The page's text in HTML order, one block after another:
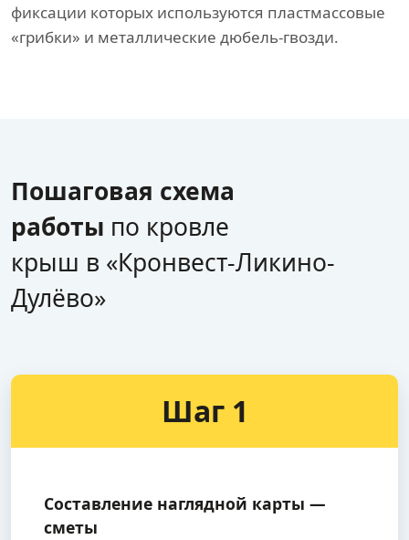
фиксации которых используются пластмассовые
«грибки» и металлические дюбель-гвозди.
Пошаговая схема
работы по кровле
крыш в «Кронвест-Ликино-
Дулёво»
Шаг 1
Составление наглядной карты —
сметы